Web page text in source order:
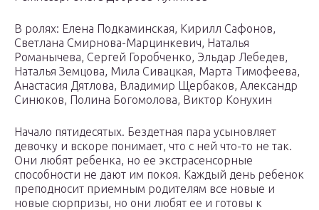
В ролях: Елена Подкаминская, Кирилл Сафонов,
Светлана Смирнова-Марцинкевич, Наталья
Романычева, Сергей Горобченко, Эльдар Лебедев,
Наталья Земцова, Мила Сивацкая, Марта Тимофеева,
Анастасия Дятлова, Владимир Щербаков, Александр
Синюков, Полина Богомолова, Виктор Конухин
Начало пятидесятых. Бездетная пара усыновляет
девочку и вскоре понимает, что с ней что-то не так.
Они любят ребенка, но ее экстрасенсорные
способности не дают им покоя. Каждый день ребенок
преподносит приемным родителям все новые и
новые сюрпризы, но они любят ее и готовы к